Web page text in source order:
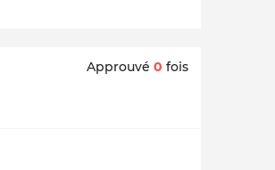
Approuvé 0 fois